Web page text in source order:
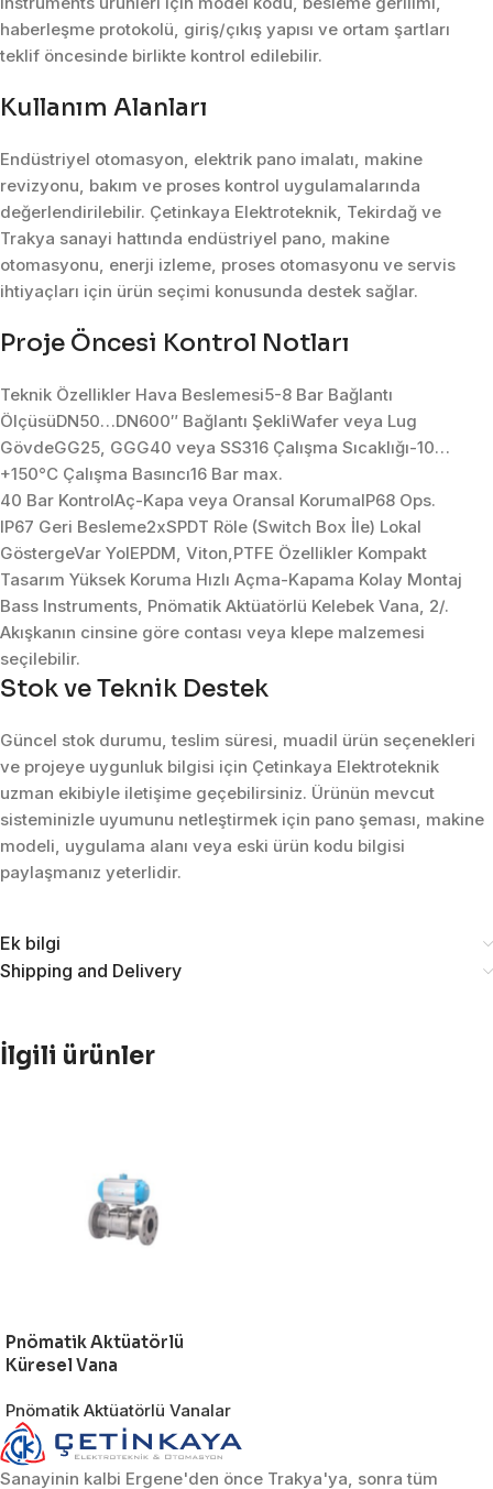
haberleşme protokolü, giriş/çıkış yapısı ve ortam şartları
teklif öncesinde birlikte kontrol edilebilir.
Kullanım Alanları
Endüstriyel otomasyon, elektrik pano imalatı, makine
revizyonu, bakım ve proses kontrol uygulamalarında
değerlendirilebilir. Çetinkaya Elektroteknik, Tekirdağ ve
Trakya sanayi hattında endüstriyel pano, makine
otomasyonu, enerji izleme, proses otomasyonu ve servis
ihtiyaçları için ürün seçimi konusunda destek sağlar.
Proje Öncesi Kontrol Notları
Teknik Özellikler Hava Beslemesi5-8 Bar Bağlantı
ÖlçüsüDN50…DN600″ Bağlantı ŞekliWafer veya Lug
GövdeGG25, GGG40 veya SS316 Çalışma Sıcaklığı-10…
+150°C Çalışma Basıncı16 Bar max.
40 Bar KontrolAç-Kapa veya Oransal KorumaIP68 Ops.
IP67 Geri Besleme2xSPDT Röle (Switch Box İle) Lokal
GöstergeVar YolEPDM, Viton,PTFE Özellikler Kompakt
Tasarım Yüksek Koruma Hızlı Açma-Kapama Kolay Montaj
Bass Instruments, Pnömatik Aktüatörlü Kelebek Vana, 2/.
Akışkanın cinsine göre contası veya klepe malzemesi
seçilebilir.
Stok ve Teknik Destek
Güncel stok durumu, teslim süresi, muadil ürün seçenekleri
ve projeye uygunluk bilgisi için Çetinkaya Elektroteknik
uzman ekibiyle iletişime geçebilirsiniz. Ürünün mevcut
sisteminizle uyumunu netleştirmek için pano şeması, makine
modeli, uygulama alanı veya eski ürün kodu bilgisi
paylaşmanız yeterlidir.
Ek bilgi
Shipping and Delivery
İlgili ürünler
Pnömatik Aktüatörlü
Küresel Vana
Pnömatik Aktüatörlü Vanalar
Sanayinin kalbi Ergene'den önce Trakya'ya, sonra tüm